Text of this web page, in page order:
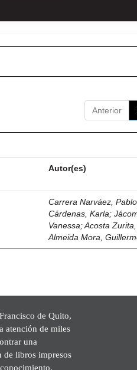
Anterior
Autor(es)
Carrera Narváez,
Cárdenas, Karla;
Vanessa;Acosta
Almeida Mora,
de Quito,
atención de miles
una
de libros impresos